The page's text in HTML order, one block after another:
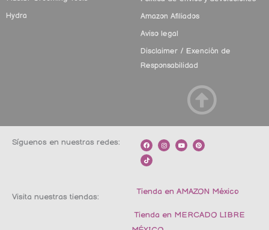
Hydra
Amazon Afiliados
Aviso legal
Disclaimer / Exención de
Responsabilidad
Síguenos en nuestras redes:
F
a
c
e
b
I
n
s
m
Y
o
u
P
i
n
t
T
i
k
t
o
Visita nuestras tiendas:
Tienda en AMAZON México
Tienda en MERCADO LIBRE